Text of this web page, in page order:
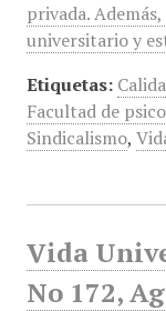
privada.
universitario y
Etiquetas:
Facultad de
Sindicalismo,
Vida
No 172,